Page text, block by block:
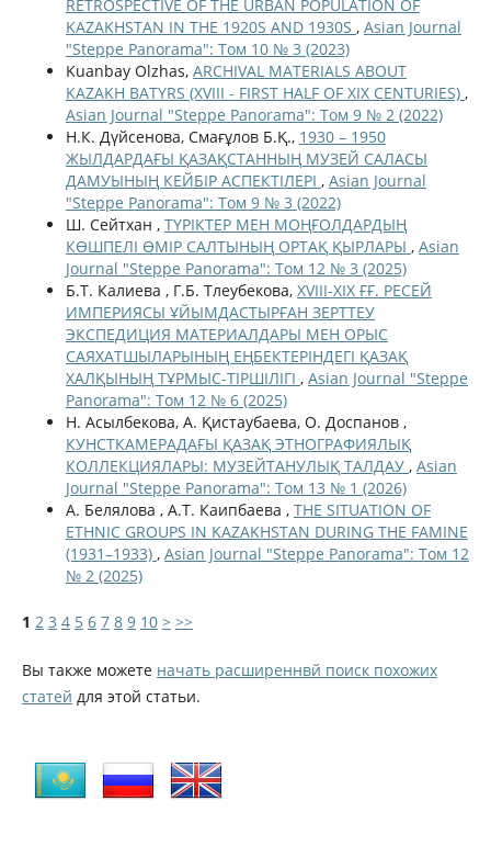
RETROSPECTIVE OF THE URBAN POPULATION OF
KAZAKHSTAN IN THE 1920S AND 1930S , Asian Journal
"Steppe Panorama": Том 10 № 3 (2023)
Kuanbay Olzhas, ARCHIVAL MATERIALS ABOUT
KAZAKH BATYRS (XVIII - FIRST HALF OF XIX CENTURIES) ,
Asian Journal "Steppe Panorama": Том 9 № 2 (2022)
Н.К. Дүйсенова, Смағұлов Б.Қ., 1930 – 1950
ЖЫЛДАРДАҒЫ ҚАЗАҚСТАННЫҢ МУЗЕЙ САЛАСЫ
ДАМУЫНЫҢ КЕЙБІР АСПЕКТІЛЕРІ , Asian Journal
"Steppe Panorama": Том 9 № 3 (2022)
Ш. Сейтхан , ТҮРІКТЕР МЕН МОҢҒОЛДАРДЫҢ
КӨШПЕЛІ ӨМІР САЛТЫНЫҢ ОРТАҚ ҚЫРЛАРЫ , Asian
Journal "Steppe Panorama": Том 12 № 3 (2025)
Б.Т. Калиева , Г.Б. Тлеубекова, ХVІІІ-ХІХ ҒҒ. РЕСЕЙ
ИМПЕРИЯСЫ ҰЙЫМДАСТЫРҒАН ЗЕРТТЕУ
ЭКСПЕДИЦИЯ МАТЕРИАЛДАРЫ МЕН ОРЫС
САЯХАТШЫЛАРЫНЫҢ ЕҢБЕКТЕРІНДЕГІ ҚАЗАҚ
ХАЛҚЫНЫҢ ТҰРМЫС-ТІРШІЛІГІ , Asian Journal "Steppe
Panorama": Том 12 № 6 (2025)
Н. Асылбекова, А. Қистаубаева, О. Доспанов ,
КУНСТКАМЕРАДАҒЫ ҚАЗАҚ ЭТНОГРАФИЯЛЫҚ
КОЛЛЕКЦИЯЛАРЫ: МУЗЕЙТАНУЛЫҚ ТАЛДАУ , Asian
Journal "Steppe Panorama": Том 13 № 1 (2026)
А. Белялова , А.Т. Каипбаева , THE SITUATION OF
ETHNIC GROUPS IN KAZAKHSTAN DURING THE FAMINE
(1931–1933) , Asian Journal "Steppe Panorama": Том 12
№ 2 (2025)
1 2 3 4 5 6 7 8 9 10 > >>
Вы также можете начать расширеннвй поиск похожих
статей для этой статьи.